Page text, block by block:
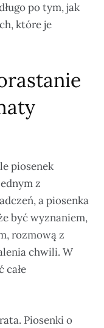
po tym, jak
które je
piosenek
z
a piosenka
być wyznaniem,
rozmową z
chwili. W
całe
Piosenki o